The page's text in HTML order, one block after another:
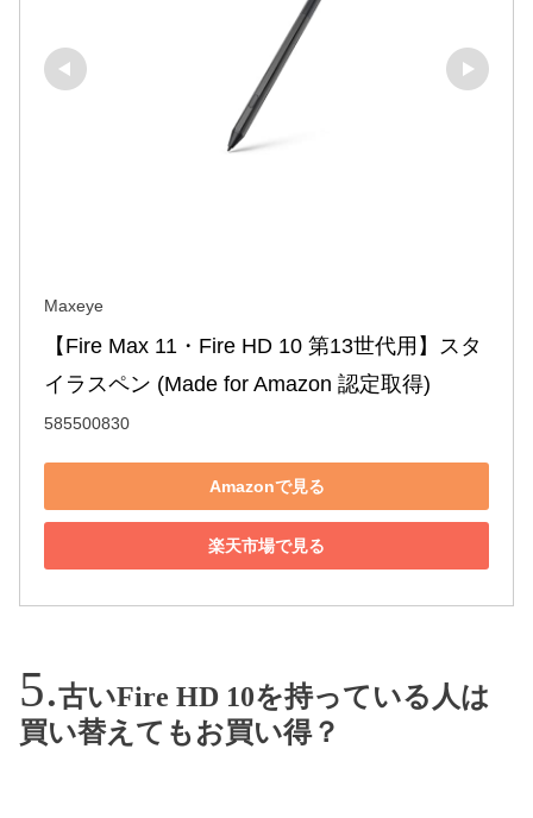
Maxeye
【Fire Max 11・Fire HD 10 第13世代用】スタ
イラスペン (Made for Amazon 認定取得)
585500830
Amazonで見る
楽天市場で見る
古いFire HD 10を持っている人は
買い替えてもお買い得？